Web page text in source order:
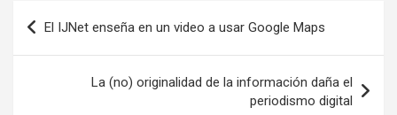
Navegación
de
entradas
El IJNet enseña en un video a usar Google Maps
La (no) originalidad de la información daña el
periodismo digital